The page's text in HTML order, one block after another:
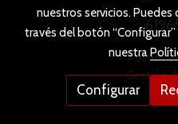
Política
Gestión
nuestros servicios.
través del botón
nuestra
Configurar